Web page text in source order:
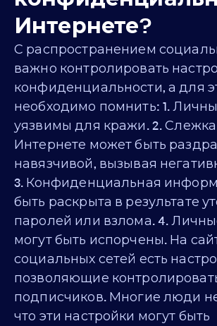
Интернете?
С распространением
важно контролировать
конфиденциальности, а для
необходимо помнить: 1.
уязвимы для кражи. 2. Слежка
Интернете может быть
навязчивой, вызывая
3. Конфиденциальная
быть раскрыта в результате
паролей или взлома. 4.
могут быть испорчены. На
социальных сетей есть
позволяющие
подписчиков. Многие люди
что эти настройки могут быть